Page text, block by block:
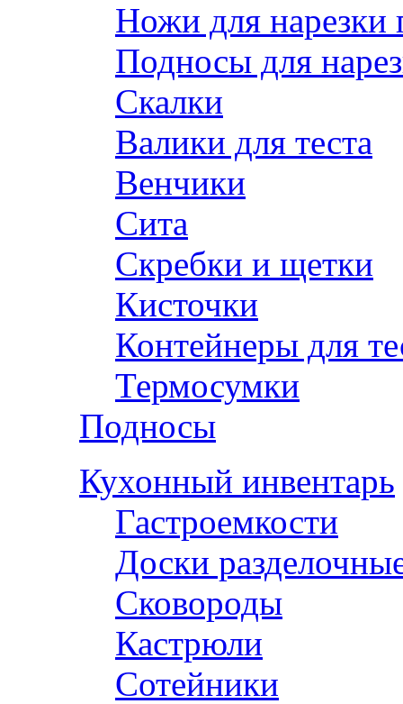
Ножи для нарезки
Подносы для
Скалки
Валики для теста
Венчики
Сита
Скребки и щетки
Кисточки
Контейнеры для
Термосумки
Подносы
Кухонный инвентарь
Гастроемкости
Доски
Сковороды
Кастрюли
Сотейники